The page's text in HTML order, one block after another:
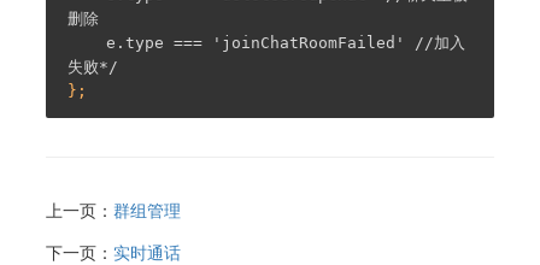
删除
失败*/
上一页： 群组管理
下一页： 实时通话